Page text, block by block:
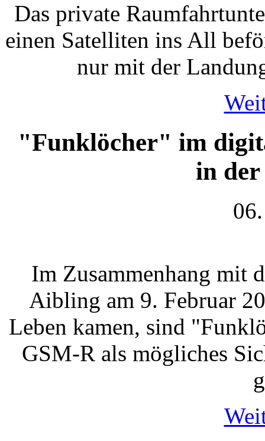
Das private
einen Satelliten ins All
nur mit der
"Funklöcher" im
in der
Im Zusammenhang mit
Aibling am 9. Februar
Leben kamen, sind
GSM-R als mögliches